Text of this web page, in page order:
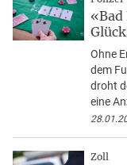
Ohne
dem
droht
eine
Zoll